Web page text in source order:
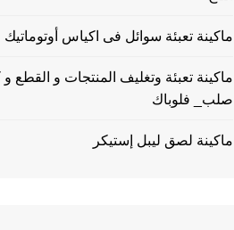
ماكينة تعبئة سوائل فى اكياس أوتوماتيك
ماكينة تعبئة وتغليف المنتجات و القطع
صلب_ فلوباك
ماكينة لصق ليبل إستيكر